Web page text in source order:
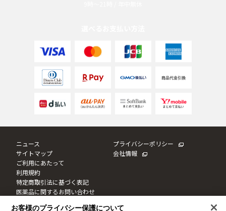
ニュース
サイトマップ
ご利用にあたって
利用規約
特定商取引法に基づく表記
医薬品に関するお問い合わせ
プライバシーポリシー
会社情報
お客様のプライバシー保護について